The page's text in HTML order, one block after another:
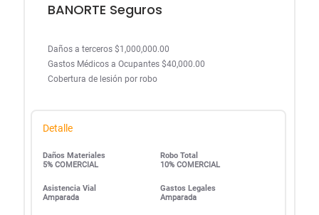
BANORTE Seguros
Daños a terceros $1,000,000.00
Gastos Médicos a Ocupantes $40,000.00
Cobertura de lesión por robo
Detalle
Daños Materiales
5% COMERCIAL
Robo Total
10% COMERCIAL
Asistencia Vial
Amparada
Gastos Legales
Amparada